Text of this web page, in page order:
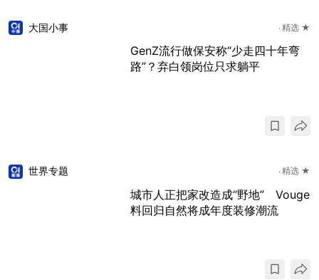
大国小事 精选 ★
GenZ流行做保安称“少走四十年弯
路”？弃白领岗位只求躺平
世界专题 精选 ★
城市人正把家改造成“野地” Vouge
料回归自然将成年度装修潮流